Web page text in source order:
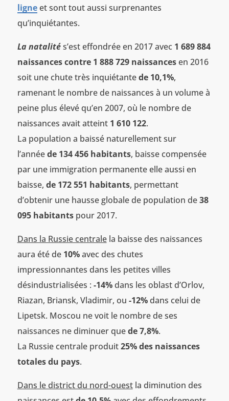
ligne et sont tout aussi surprenantes
qu’inquiétantes.
La natalités’est effondrée en 2017 avec 1 689 884
naissances contre 1 888 729 naissancesen 2016
soit une chute très inquiétantede 10,1%,
ramenant le nombre de naissances à un volume à
peine plus élevé qu’en 2007, où le nombre de
naissances avait atteint1 610 122.
La population a baissé naturellement sur
l’annéede 134 456 habitants, baisse compensée
par une immigration permanente elle aussi en
baisse, de 172 551 habitants, permettant
d’obtenir une hausse globale de population de38
095 habitantspour 2017.
Dans la Russie centralela baisse des naissances
aura été de 10%avec des chutes
impressionnantes dans les petites villes
désindustrialisées : -14% dans les oblast d’Orlov,
Riazan, Briansk, Vladimir, ou -12%dans celui de
Lipetsk. Moscou ne voit le nombre de ses
naissances ne diminuer quede 7,8%.
La Russie centrale produit25% des naissances
totales du pays.
Dans le district du nord-ouestla diminution des